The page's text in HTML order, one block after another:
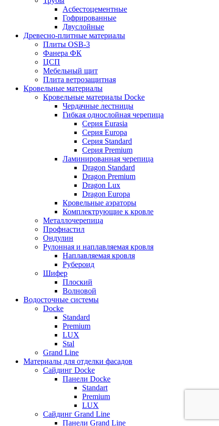
Асбестоцементные
Гофрированные
Двуслойные
Древесно-плитные материалы
Плиты OSB-3
Фанера ФК
ЦСП
Мебельный щит
Плита ветрозащитная
Кровельные материалы
Кровельные материалы Docke
Чердачные лестницы
Гибкая однослойная черепица
Серия Eurasia
Серия Europa
Серия Standard
Серия Premium
Ламинированная черепица
Dragon Standard
Dragon Premium
Dragon Lux
Dragon Europa
Кровельные аэраторы
Комплектрующие к кровле
Металлочерепица
Профнастил
Ондулин
Рулонная и наплавляемая кровля
Наплавляемая кровля
Рубероид
Шифер
Плоский
Волновой
Водосточные системы
Docke
Standard
Premium
LUX
Stal
Grand Line
Материалы для отделки фасадов
Сайдинг Docke
Панели Docke
Standart
Premium
LUX
Сайдинг Grand Line
Панели Grand Line